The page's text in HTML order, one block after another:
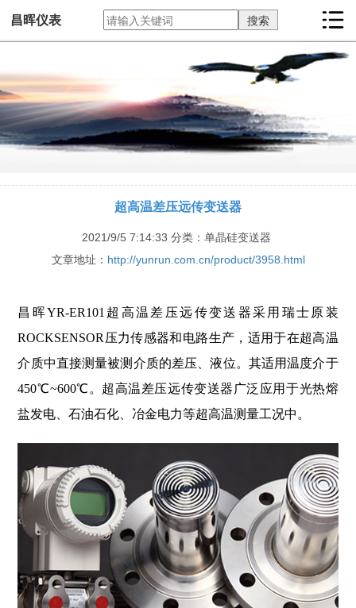
昌晖仪表
超高温差压远传变送器
2021/9/5 7:14:33 分类：单晶硅变送器
文章地址： http://yunrun.com.cn/product/3958.html
昌晖YR-ER101超高温差压远传变送器采用瑞士原装
ROCKSENSOR压力传感器和电路生产，适用于在超高温
介质中直接测量被测介质的差压、液位。其适用温度介于
450℃~600℃。超高温差压远传变送器广泛应用于光热熔
盐发电、石油石化、冶金电力等超高温测量工况中。